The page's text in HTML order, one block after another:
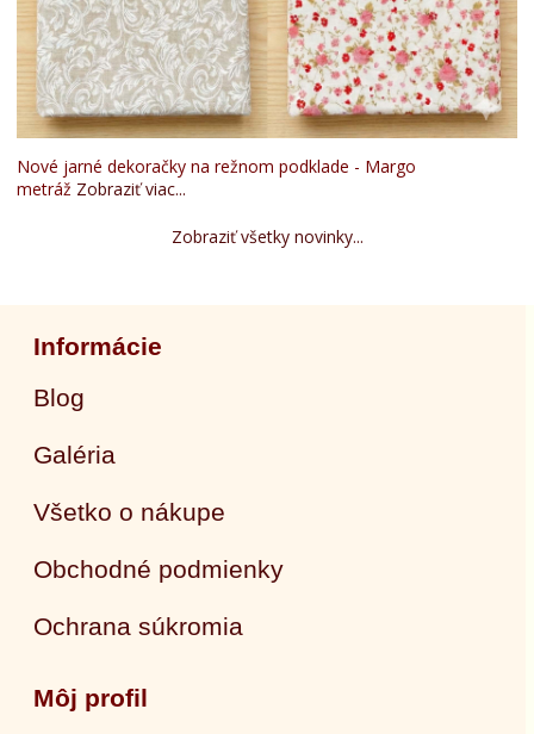
Nové jarné dekoračky na režnom podklade - Margo
metráž Zobraziť viac...
Zobraziť všetky novinky...
Informácie
Blog
Galéria
Všetko o nákupe
Obchodné podmienky
Ochrana súkromia
Môj profil